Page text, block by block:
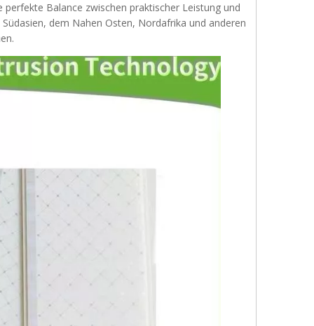
Balance zwischen praktischer Leistung und
dem Nahen Osten, Nordafrika und anderen